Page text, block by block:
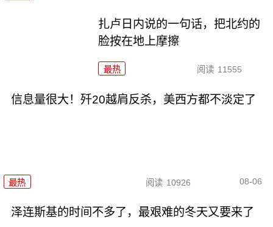
扎卢日内说的一句话，把北约的
脸按在地上摩擦
最热 阅读 11555
信息量很大！歼20越肩反杀，美西方都不淡定了
最热 阅读 10926 08-06
泽连斯基的时间不多了，最艰难的冬天又要来了